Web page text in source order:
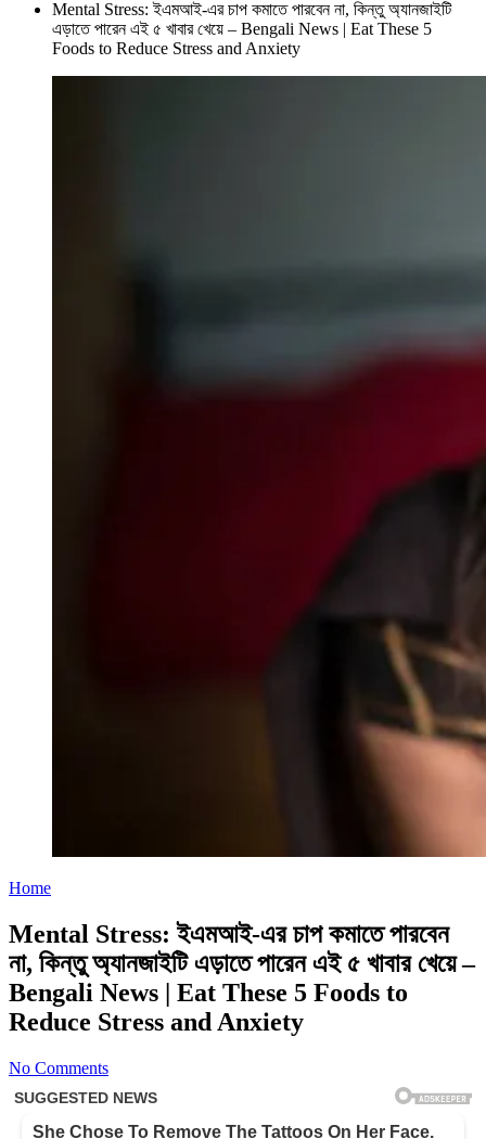
Mental Stress: ইএমআই-এর চাপ কমাতে পারবেন না, কিন্তু অ্যানজাইটি
এড়াতে পারেন এই ৫ খাবার খেয়ে – Bengali News | Eat These 5
Foods to Reduce Stress and Anxiety
Home
Mental Stress: ইএমআই-এর চাপ কমাতে পারবেন
না, কিন্তু অ্যানজাইটি এড়াতে পারেন এই ৫ খাবার খেয়ে –
Bengali News | Eat These 5 Foods to
Reduce Stress and Anxiety
No Comments